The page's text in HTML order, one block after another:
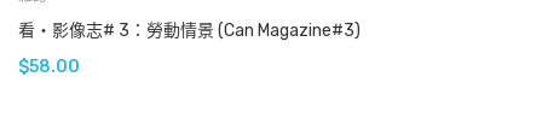
看‧影像志# 3：勞動情景 (Can Magazine#3)
$58.00